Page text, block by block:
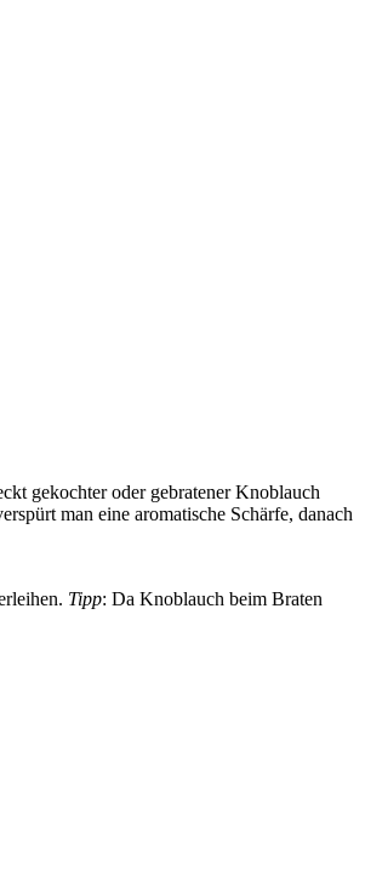
gekochter oder gebratener Knoblauch
man eine aromatische Schärfe, danach
Tipp: Da Knoblauch beim Braten